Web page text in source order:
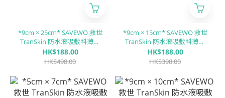
*9cm × 25cm* SAVEWO 救世
TranSkin 防水液吸敷料薄膜
(25片/盒)
HK$188.00
HK$498.00
*9cm × 15cm* SAVEWO 救世
TranSkin 防水液吸敷料薄膜
(25片/盒)
HK$188.00
HK$398.00